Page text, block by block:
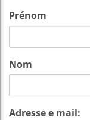
Prénom
Nom
Adresse e mail: